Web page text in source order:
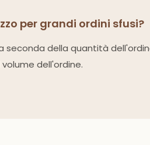
per grandi ordini sfusi?
seconda della quantità
dell'ordine.